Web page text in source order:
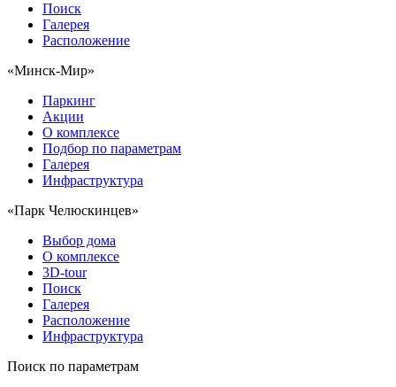
Поиск
Галерея
Расположение
«Минск-Мир»
Паркинг
Акции
О комплексе
Подбор по параметрам
Галерея
Инфраструктура
«Парк Челюскинцев»
Выбор дома
О комплексе
3D-tour
Поиск
Галерея
Расположение
Инфраструктура
Поиск по параметрам